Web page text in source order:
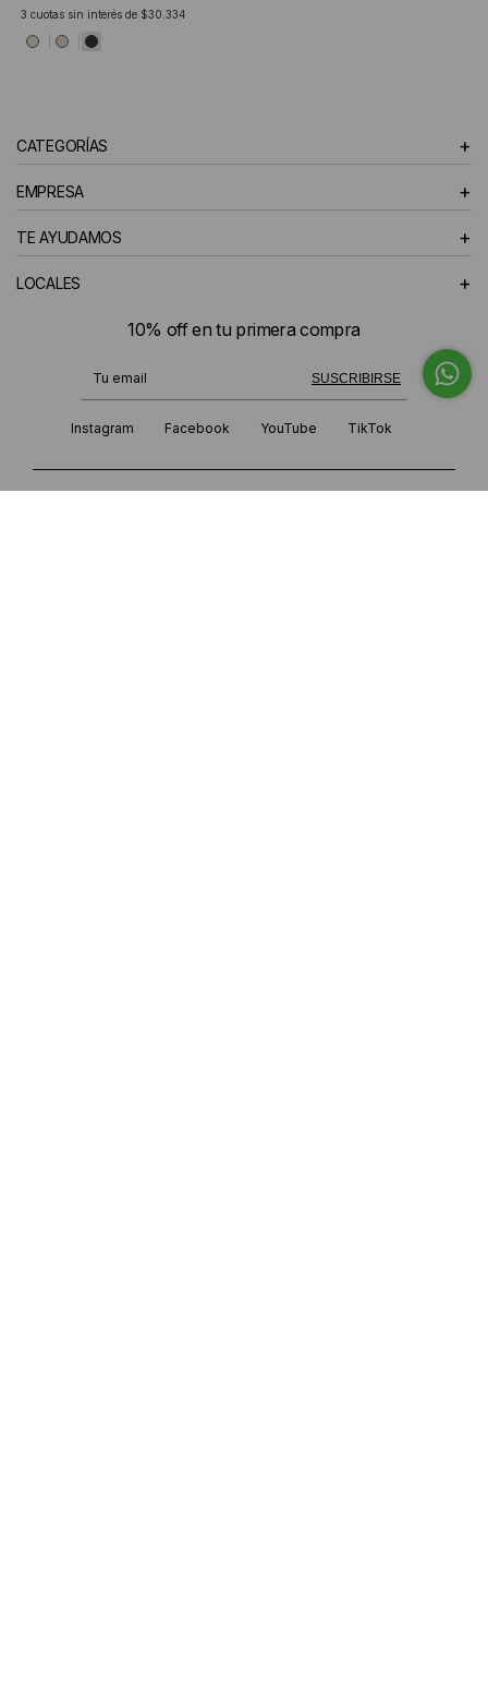
3 cuotas sin interés de $30.334
CATEGORÍAS +
EMPRESA +
TE AYUDAMOS +
LOCALES +
10% off en tu primera compra
SUSCRIBIRSE
¡Te suscribiste exitosamente!
Instagram Facebook YouTube TikTok